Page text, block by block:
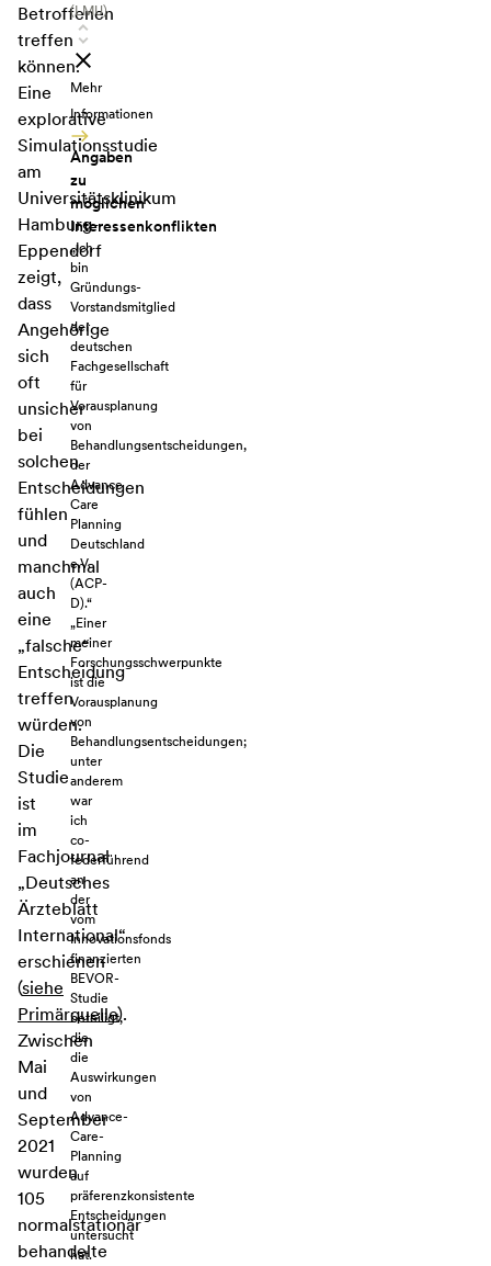
Betroffenen
treffen
können.
Eine
explorative
Simulationsstudie
am
Universitätsklinikum
Hamburg-
Eppendorf
zeigt,
dass
Angehörige
sich
oft
unsicher
bei
solchen
Entscheidungen
fühlen
und
manchmal
auch
eine
„falsche“
Entscheidung
treffen
würden.
Die
Studie
ist
im
Fachjournal
„Deutsches
Ärzteblatt
International“
erschienen
(siehe
Primärquelle).
Zwischen
Mai
und
September
2021
wurden
105
normalstationär
behandelte
(LMU)
Mehr
Informationen
Angaben
zu
möglichen
Interessenkonflikten
„Ich
bin
Gründungs-
Vorstandsmitglied
der
deutschen
Fachgesellschaft
für
Vorausplanung
von
Behandlungsentscheidungen,
der
Advance
Care
Planning
Deutschland
e.V.
(ACP-
D).“
„Einer
meiner
Forschungsschwerpunkte
ist die
Vorausplanung
von
Behandlungsentscheidungen;
unter
anderem
war
ich
co-
federführend
an
der
vom
Innovationsfonds
finanzierten
BEVOR-
Studie
beteiligt,
die
die
Auswirkungen
von
Advance-
Care-
Planning
auf
präferenzkonsistente
Entscheidungen
untersucht
hat.